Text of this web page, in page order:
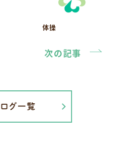
体操
次の記事